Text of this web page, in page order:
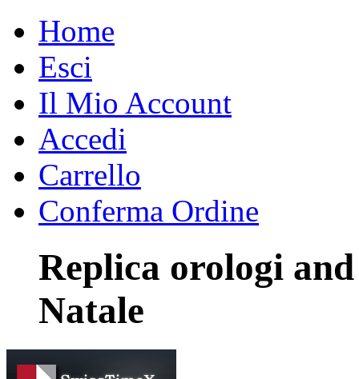
Home
Esci
Il Mio Account
Accedi
Carrello
Conferma Ordine
Replica orologi
Natale